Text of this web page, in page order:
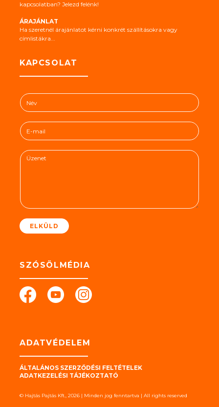
kapcsolatban? Jelezd felénk!
ÁRAJÁNLAT
Ha szeretnél árajánlatot kérni konkrét szállításokra vagy
címlistákra...
KAPCSOLAT
N
é
*E
-
a
Ü
t
ELKÜLD
SZÓSÖLMÉDIA
ADATVÉDELEM
ÁLTALÁNOS SZERZŐDÉSI FELTÉTELEK
ADATKEZELÉSI TÁJÉKOZTATÓ
© Hajtás Pajtás Kft., 2026 | Minden jog fenntartva | All rights reserved